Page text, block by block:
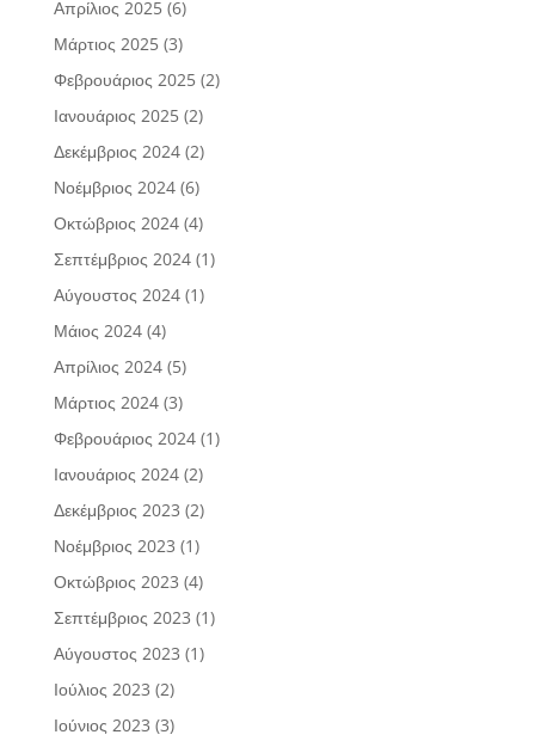
Απρίλιος 2025(6)
Μάρτιος 2025(3)
Φεβρουάριος 2025(2)
Ιανουάριος 2025(2)
Δεκέμβριος 2024(2)
Νοέμβριος 2024(6)
Οκτώβριος 2024(4)
Σεπτέμβριος 2024(1)
Αύγουστος 2024(1)
Μάιος 2024(4)
Απρίλιος 2024(5)
Μάρτιος 2024(3)
Φεβρουάριος 2024(1)
Ιανουάριος 2024(2)
Δεκέμβριος 2023 (2)
Νοέμβριος 2023 (1)
Οκτώβριος 2023 (4)
Σεπτέμβριος 2023 (1)
Αύγουστος 2023 (1)
Ιούλιος 2023 (2)
Ιούνιος 2023 (3)